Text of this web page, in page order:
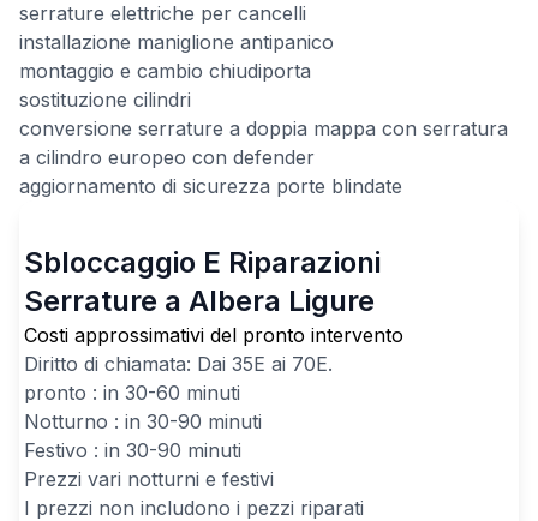
serrature elettriche per cancelli
installazione maniglione antipanico
montaggio e cambio chiudiporta
sostituzione cilindri
conversione serrature a doppia mappa con serratura
a cilindro europeo con defender
aggiornamento di sicurezza porte blindate
Sbloccaggio E Riparazioni
Serrature a Albera Ligure
Costi approssimativi del pronto intervento
Diritto di chiamata: Dai 35E ai 70E.
pronto : in 30-60 minuti
Notturno : in 30-90 minuti
Festivo : in 30-90 minuti
Prezzi vari notturni e festivi
I prezzi non includono i pezzi riparati